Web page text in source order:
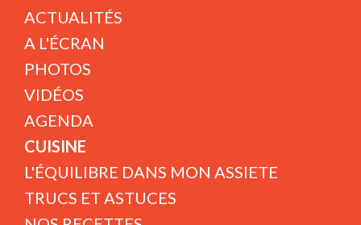
ACTUALITÉS
A L'ÉCRAN
PHOTOS
VIDÉOS
AGENDA
CUISINE
L'ÉQUILIBRE DANS MON ASSIETE
TRUCS ET ASTUCES